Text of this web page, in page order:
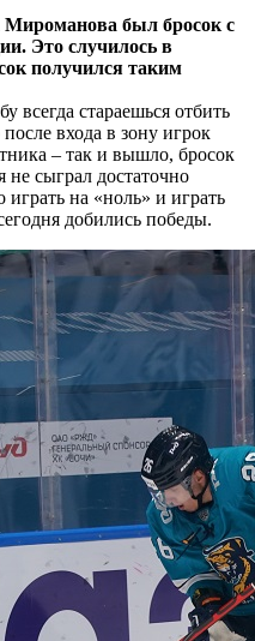
был бросок с
Это случилось в
получился таким
стараешься отбить
входа в зону игрок
– так и вышло, бросок
сыграл достаточно
играть на «ноль» и играть
добились победы.